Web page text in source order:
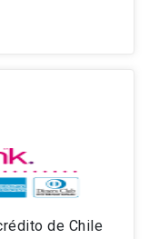
de Chile